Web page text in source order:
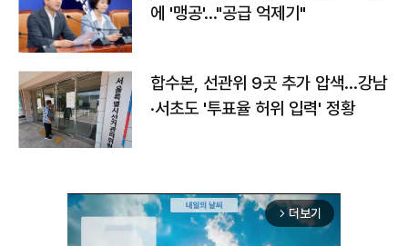
에 '맹공'…"공급 억제기"
합수본, 선관위 9곳 추가 압색…강남
·서초도 '투표율 허위 입력' 정황
arrow_forward_ios 더보기